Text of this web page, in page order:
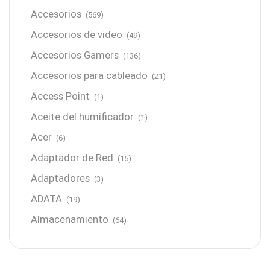
Accesorios (569)
Accesorios de video (49)
Accesorios Gamers (136)
Accesorios para cableado (21)
Access Point (1)
Aceite del humificador (1)
Acer (6)
Adaptador de Red (15)
Adaptadores (3)
ADATA (19)
Almacenamiento (64)